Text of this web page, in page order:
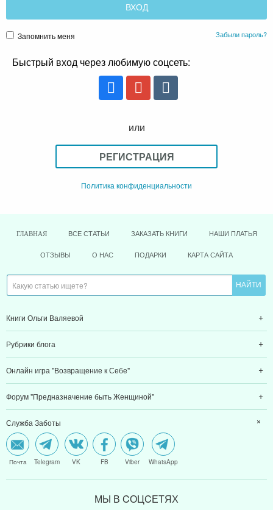
Запомнить меня Забыли пароль?
Быстрый вход через любимую соцсеть:
или
РЕГИСТРАЦИЯ
Политика конфиденциальности
ГЛАВНАЯ ВСЕ СТАТЬИ ЗАКАЗАТЬ КНИГИ НАШИ ПЛАТЬЯ
ОТЗЫВЫ О НАС ПОДАРКИ КАРТА САЙТА
Книги Ольги Валяевой
Рубрики блога
Онлайн игра "Возвращение к Себе"
Форум "Предназначение быть Женщиной"
Служба Заботы
Почта Telegram VK FB Viber WhatsApp
МЫ В CОЦCЕТЯХ